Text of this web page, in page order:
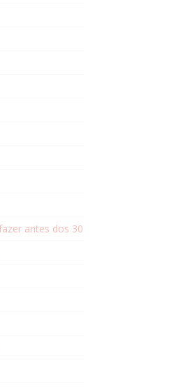
antes dos 30